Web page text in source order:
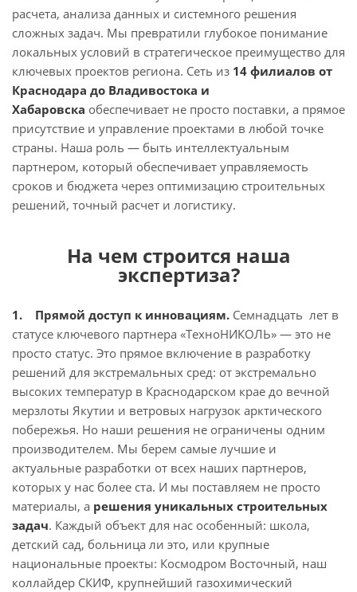
расчета, анализа данных и системного решения
сложных задач. Мы превратили глубокое понимание
локальных условий в стратегическое преимущество для
ключевых проектов региона. Сеть из 14 филиалов от
Краснодара до Владивостока и
Хабаровска обеспечивает не просто поставки, а прямое
присутствие и управление проектами в любой точке
страны. Наша роль — быть интеллектуальным
партнером, который обеспечивает управляемость
сроков и бюджета через оптимизацию строительных
решений, точный расчет и логистику.
На чем строится наша
экспертиза?
1. Прямой доступ к инновациям. Семнадцать лет в
статусе ключевого партнера «ТехноНИКОЛЬ» — это не
просто статус. Это прямое включение в разработку
решений для экстремальных сред: от экстремально
высоких температур в Краснодарском крае до вечной
мерзлоты Якутии и ветровых нагрузок арктического
побережья. Но наши решения не ограничены одним
производителем. Мы берем самые лучшие и
актуальные разработки от всех наших партнеров,
которых у нас более ста. И мы поставляем не просто
материалы, а решения уникальных строительных
задач. Каждый объект для нас особенный: школа,
детский сад, больница ли это, или крупные
национальные проекты: Космодром Восточный, наш
коллайдер СКИФ, крупнейший газохимический